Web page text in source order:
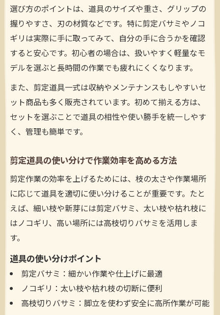
選び方のポイントは、道具のサイズや重さ、グリップの
握りやすさ、刃の材質などです。特に剪定バサミやノコ
ギリは実際に手に取ってみて、自分の手に合うかを確認
すると安心です。初心者の場合は、扱いやすく軽量なモ
デルを選ぶと長時間の作業でも疲れにくくなります。
また、剪定道具一式は収納やメンテナンスもしやすいセ
ット商品も多く販売されています。初めて揃える方は、
セットを選ぶことで道具の相性や使い勝手を統一しやす
く、管理も簡単です。
剪定道具の使い分けで作業効率を高める方法
剪定作業の効率を上げるためには、枝の太さや作業場所
に応じて道具を適切に使い分けることが重要です。たと
えば、細い枝や新芽には剪定バサミ、太い枝や枯れ枝に
はノコギリ、高い場所には高枝切りバサミを活用しま
す。
道具の使い分けポイント
剪定バサミ：細かい作業や仕上げに最適
ノコギリ：太い枝や枯れ枝の切断に便利
高枝切りバサミ：脚立を使わず安全に高所作業が可能